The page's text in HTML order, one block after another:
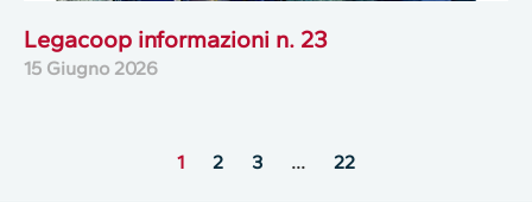
Legacoop informazioni n. 23
15 Giugno 2026
1 2 3 … 22